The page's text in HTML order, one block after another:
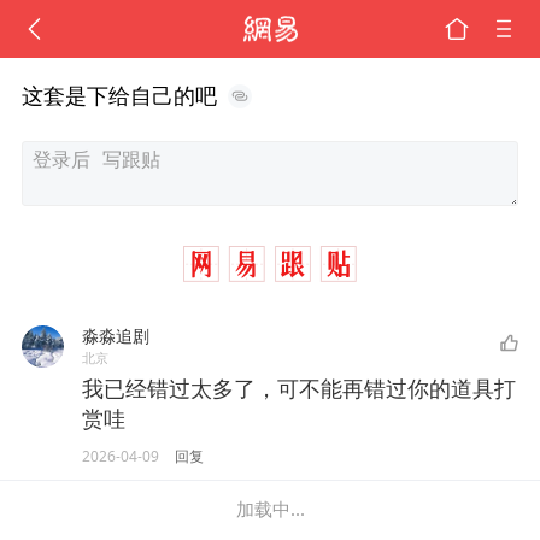
这套是下给自己的吧
淼淼追剧
北京
我已经错过太多了，可不能再错过你的道具打
赏哇
2026-04-09 回复
加载中...